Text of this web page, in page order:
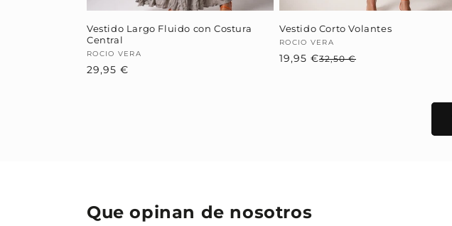
Vestido Largo Fluido con Costura
Central
Proveedor:
ROCIO VERA
Precio
29,95 €
Vestido Corto Volantes
Proveedor:
ROCIO VERA
32,50 €
19,95 €
Que opinan de nosotros